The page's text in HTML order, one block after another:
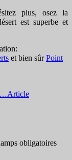
plus, osez la
est superbe et
et bien sûrPoint
Article
obligatoires